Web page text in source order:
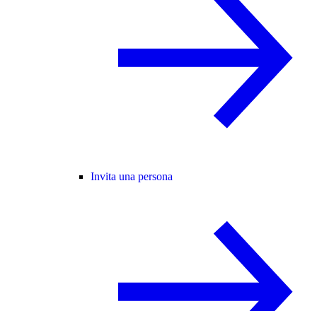
Invita una persona